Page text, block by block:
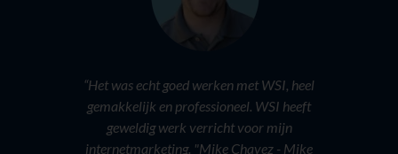
“Het was echt goed werken met WSI, heel
gemakkelijk en professioneel. WSI heeft
geweldig werk verricht voor mijn
internetmarketing. "Mike Chavez - Mike